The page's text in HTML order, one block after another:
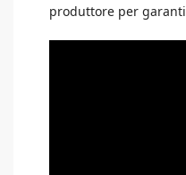
produttore per